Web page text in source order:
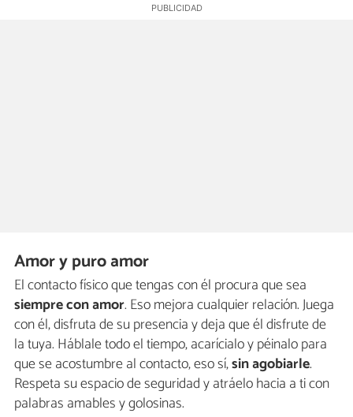
Amor y puro amor
El contacto físico que tengas con él procura que sea
siempre con amor. Eso mejora cualquier relación. Juega
con él, disfruta de su presencia y deja que él disfrute de
la tuya. Háblale todo el tiempo, acarícialo y péinalo para
que se acostumbre al contacto, eso sí,sin agobiarle.
Respeta su espacio de seguridad y atráelo hacia a ti con
palabras amables y golosinas.